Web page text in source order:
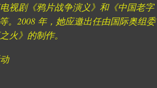
视剧《鸦片战争演义》和《中国老字
。2008 年，她应邀出任由国际奥组委
火》的制作。